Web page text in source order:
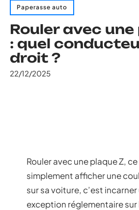
Paperasse auto
Rouler avec une
: quel
droit ?
22/12/2025
Rouler avec une plaque Z, ce
simplement afficher une
sur sa voiture, c’est incarner
exception réglementaire sur